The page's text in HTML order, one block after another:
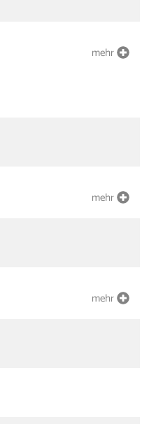
mehr
mehr
mehr